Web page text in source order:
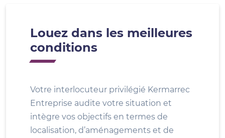
Louez dans les meilleures
conditions
Votre interlocuteur privilégié Kermarrec
Entreprise audite votre situation et
intègre vos objectifs en termes de
localisation, d’aménagements et de